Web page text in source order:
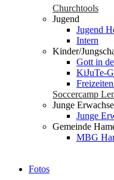
Churchtools
Jugend
Jugend
Intern
Kinder/
Gott in
KiJuTe-
Soccercamp
Junge
Junge
Gemeinde
MBG
Fotos
Bittet, so wird euch
finden; klopfet an, so
Matthäus 7,7
© Evangelische Brüder-
Weitere Informationen
Über uns
Unsere Gemeinde
jeden Alters, die eins
Christus.
werden, Sein Wort
nachfolgen. Dabei
ermutigen uns auch